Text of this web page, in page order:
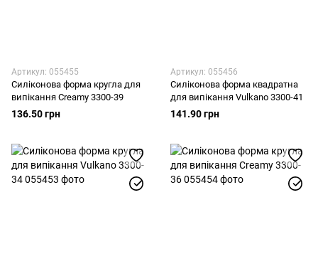
Артикул: 055455
Силіконова форма кругла для
випікання Creamy 3300-39
136.50 грн
Артикул: 055456
Силіконова форма квадратна
для випікання Vulkano 3300-41
141.90 грн